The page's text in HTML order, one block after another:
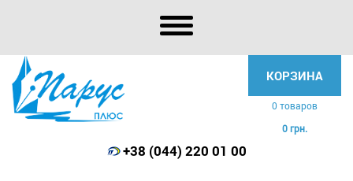
КОРЗИНА
0 товаров
0 грн.
+38 (044) 220 01 00